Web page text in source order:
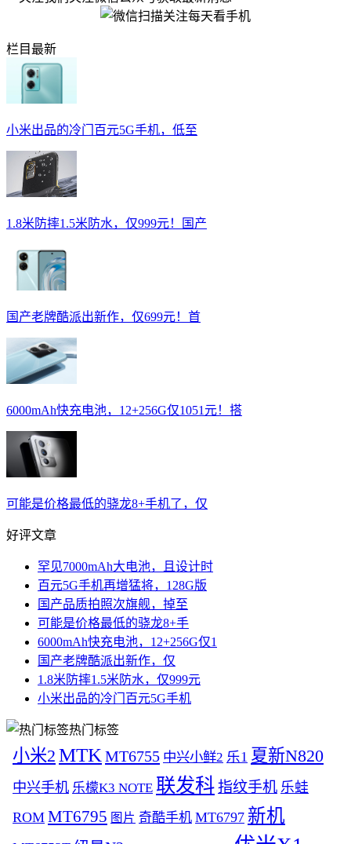
栏目最新
小米出品的冷门百元5G手机，低至
1.8米防摔1.5米防水，仅999元！国产
国产老牌酷派出新作，仅699元！首
6000mAh快充电池，12+256G仅1051元！搭
可能是价格最低的骁龙8+手机了，仅
好评文章
罕见7000mAh大电池，且设计时
百元5G手机再增猛将，128G版
国产品质拍照次旗舰，掉至
可能是价格最低的骁龙8+手
6000mAh快充电池，12+256G仅1
国产老牌酷派出新作，仅
1.8米防摔1.5米防水，仅999元
小米出品的冷门百元5G手机
热门标签
小米2 MTK MT6755 中兴小鲜2 乐1 夏新N820
中兴手机 乐檬K3 NOTE 联发科指纹手机 乐蛙
ROM MT6795 图片 奇酷手机 MT6797 新机